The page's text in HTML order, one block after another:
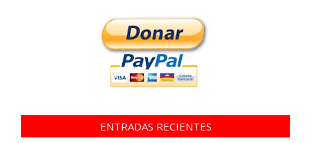
ENTRADAS RECIENTES